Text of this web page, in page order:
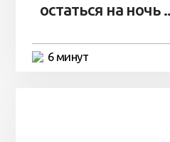
остаться на ночь
6 минут